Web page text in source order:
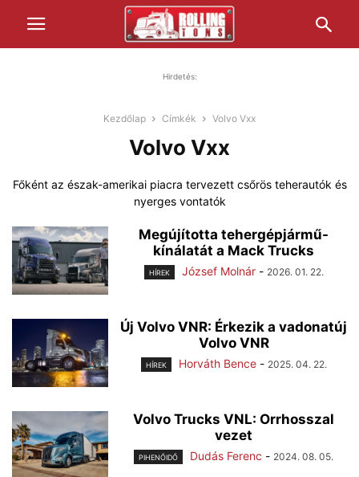
Hirdetés:
Kezdőlap Címkék Volvo Vxx
Volvo Vxx
Főként az észak-amerikai piacra tervezett csőrös teherautók és
nyerges vontatók
Megújította tehergépjármű-
kínálatát a Mack Trucks
HÍREK József Molnár - 2026. 01. 22.
Új Volvo VNR: Érkezik a vadonatúj
Volvo VNR
HÍREK Horváth Bence - 2025. 04. 22.
Volvo Trucks VNL: Orrhosszal
vezet
PIHENŐIDŐ Dudás Ferenc - 2024. 08. 05.